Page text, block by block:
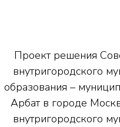
Проект решения
внутригородского
образования –
Арбат в городе
внутригородского